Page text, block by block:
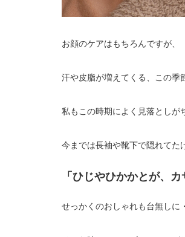
お顔のケアはもちろんですが、
汗や皮脂が増えてくる、この
私もこの時期によく見落としが
今までは長袖や靴下で隠れてた
「ひじやひかかとが、
せっかくのおしゃれも台無しに